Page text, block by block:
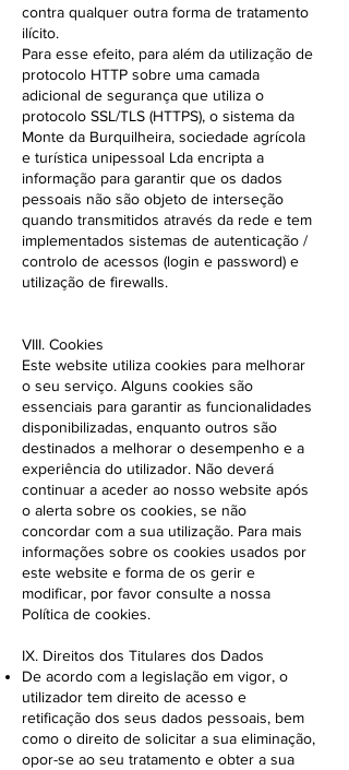
contra qualquer outra forma de tratamento
ilícito.
Para esse efeito, para além da utilização de
protocolo HTTP sobre uma camada
adicional de segurança que utiliza o
protocolo SSL/TLS (HTTPS), o sistema da
Monte da Burquilheira, sociedade agrícola
e turística unipessoal Lda encripta a
informação para garantir que os dados
pessoais não são objeto de interseção
quando transmitidos através da rede e tem
implementados sistemas de autenticação /
controlo de acessos (login e password) e
utilização de firewalls.
VIII. Cookies
Este website utiliza cookies para melhorar
o seu serviço. Alguns cookies são
essenciais para garantir as funcionalidades
disponibilizadas, enquanto outros são
destinados a melhorar o desempenho e a
experiência do utilizador. Não deverá
continuar a aceder ao nosso website após
o alerta sobre os cookies, se não
concordar com a sua utilização. Para mais
informações sobre os cookies usados por
este website e forma de os gerir e
modificar, por favor consulte a nossa
Política de cookies.
IX. Direitos dos Titulares dos Dados
De acordo com a legislação em vigor, o
utilizador tem direito de acesso e
retificação dos seus dados pessoais, bem
como o direito de solicitar a sua eliminação,
opor-se ao seu tratamento e obter a sua